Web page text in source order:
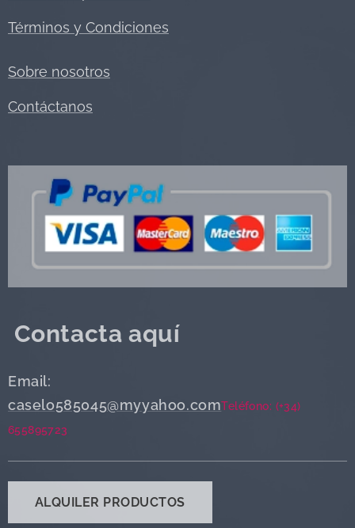
Términos y Condiciones
Sobre nosotros
Contáctanos
Contacta aquí
Email:
caselo585045@myyahoo.comTeléfono: (+34)
655895723
ALQUILER PRODUCTOS